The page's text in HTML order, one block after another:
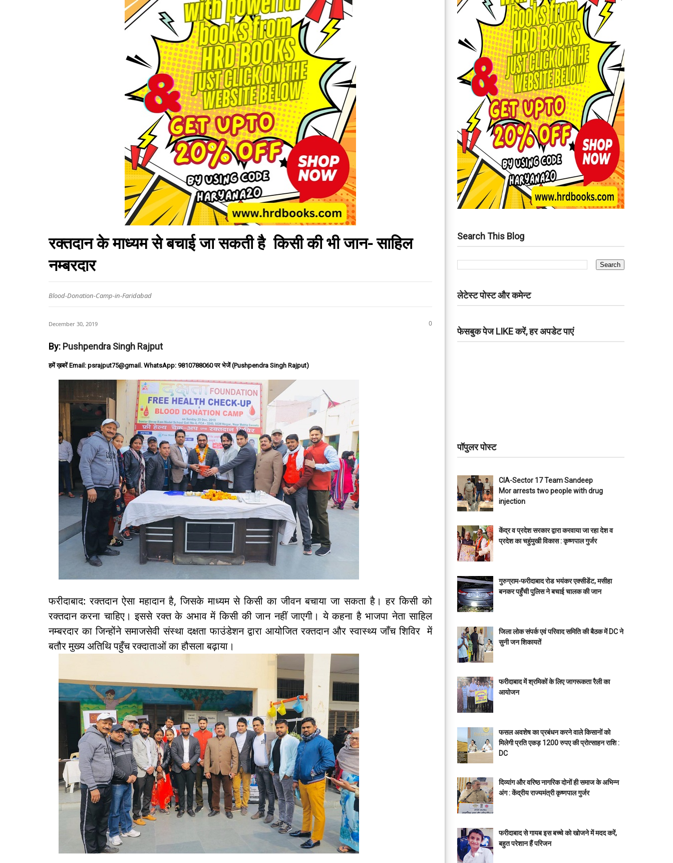
रक्तदान के माध्यम से बचाई जा सकती है किसी की भी जान- साहिल
नम्बरदार
Blood-Donation-Camp-in-Faridabad
December 30, 2019 0
By: Pushpendra Singh Rajput
हमें ख़बरें Email: psrajput75@gmail. WhatsApp: 9810788060 पर भेजें (Pushpendra Singh Rajput)
फरीदाबाद: रक्तदान ऐसा महादान है, जिसके माध्यम से किसी का जीवन बचाया जा सकता है। हर किसी को
रक्तदान करना चाहिए। इससे रक्त के अभाव में किसी की जान नहीं जाएगी। ये कहना है भाजपा नेता साहिल
नम्बरदार का जिन्होंने समाजसेवी संस्था दक्षता फाउंडेशन द्वारा आयोजित रक्तदान और स्वास्थ्य जाँच शिविर में
बतौर मुख्य अतिथि पहुँच रक्दाताओं का हौसला बढ़ाया।
Search This Blog
लेटेस्ट पोस्ट और कमेन्ट
फेसबुक पेज LIKE करें, हर अपडेट पाएं
पॉपुलर पोस्ट
CIA-Sector 17 Team Sandeep
Mor arrests two people with drug
injection
केंद्र व प्रदेश सरकार द्वारा करवाया जा रहा देश व
प्रदेश का चहुंमुखी विकास : कृष्णपाल गुर्जर
गुरुग्राम-फरीदाबाद रोड भयंकर एक्सीडेंट, मसीहा
बनकर पहुँची पुलिस ने बचाई चालक की जान
जिला लोक संपर्क एवं परिवाद समिति की बैठक में DC ने
सुनी जन शिकायतें
फरीदाबाद में श्रमिकों के लिए जागरूकता रैली का
आयोजन
फसल अवशेष का प्रबंधन करने वाले किसानों को
मिलेगी प्रति एकड़ 1200 रुपए की प्रोत्साहन राशि :
DC
दिव्यांग और वरिष्ठ नागरिक दोनों ही समाज के अभिन्न
अंग : केंद्रीय राज्यमंत्री कृष्णपाल गुर्जर
फरीदाबाद से गायब इस बच्चे को खोजने में मदद करें,
बहुत परेशान हैं परिजन